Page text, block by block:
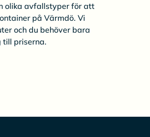
olika avfallstyper för att
på Värmdö. Vi
och du behöver bara
priserna.